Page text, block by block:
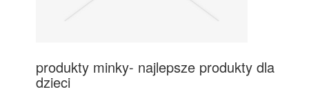
produkty minky- najlepsze produkty dla
dzieci